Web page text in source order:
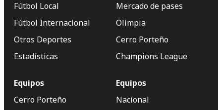
Fútbol Local
Fútbol Internacional
Otros Deportes
Estadísticas
Mercado de pases
Olimpia
Cerro Porteño
Champions League
Equipos
Cerro Porteño
Equipos
Nacional